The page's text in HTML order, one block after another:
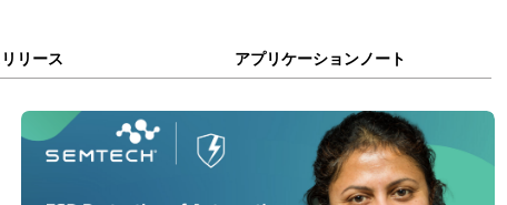
リース アプリケーションノート